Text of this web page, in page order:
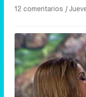
12 comentarios |